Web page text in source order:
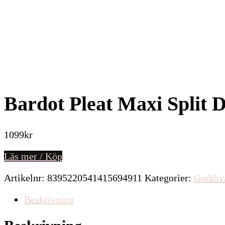
Bardot Pleat Maxi Split
1099kr
Läs mer / Köp
Artikelnr: 8395220541415694911 Kategorier:
Beskrivning